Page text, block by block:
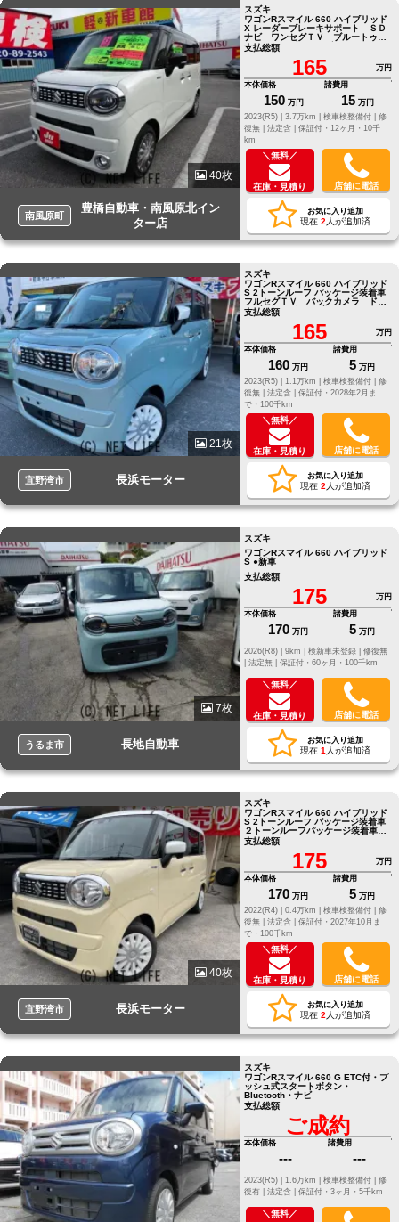
40枚
南風原町
豊橋自動車・南風原北イン
ター店
スズキ
ワゴンRスマイル 660 ハイブリッド
X レーダーブレーキサポート ＳＤ
ナビ ワンセグＴＶ ブルートゥー
ス ドライブレコーダー ＥＴＣ
支払総額
165
万円
本体価格
150 万円
諸費用
15 万円
2023(R5) |
3.7万km | 検車検整備付 | 修
復無 | 法定含 | 保証付・12ヶ月・10千
km
＼無料／
在庫・見積り 店舗に電話
お気に入り追加
現在 2 人が追加済
21枚
宜野湾市 長浜モーター
スズキ
ワゴンRスマイル 660 ハイブリッド
S 2トーンルーフ パッケージ装着車
フルセグＴＶ バックカメラ ドラ
イブレコーダー ブルートゥース
シートヒーター オートエアコン
支払総額
165
万円
本体価格
160 万円
諸費用
5 万円
2023(R5) |
1.1万km | 検車検整備付 | 修
復無 | 法定含 | 保証付・2028年2月ま
で・100千km
＼無料／
在庫・見積り 店舗に電話
お気に入り追加
現在 2 人が追加済
7枚
うるま市 長地自動車
スズキ
ワゴンRスマイル 660 ハイブリッド
S ●新車
支払総額
175
万円
本体価格
170 万円
諸費用
5 万円
修復無
法定無 | 保証付・60ヶ月・100千km
＼無料／
在庫・見積り 店舗に電話
お気に入り追加
現在 1 人が追加済
40枚
宜野湾市 長浜モーター
スズキ
ワゴンRスマイル 660 ハイブリッド
S 2トーンルーフ パッケージ装着車
２トーンルーフパッケージ装着車
全方位モニター ９インチメモリー
ナビ フルセグＴＶ
支払総額
175
万円
本体価格
170 万円
諸費用
5 万円
2022(R4) |
0.4万km | 検車検整備付 | 修
復無 | 法定含 | 保証付・2027年10月ま
で・100千km
＼無料／
在庫・見積り 店舗に電話
お気に入り追加
現在 2 人が追加済
スズキ
ワゴンRスマイル 660 G ETC付・プ
ッシュ式スタートボタン・
Bluetooth・ナビ
支払総額
ご成約
本体価格
---
諸費用
---
修
復有 | 法定含 | 保証付・3ヶ月・5千km
＼無料／